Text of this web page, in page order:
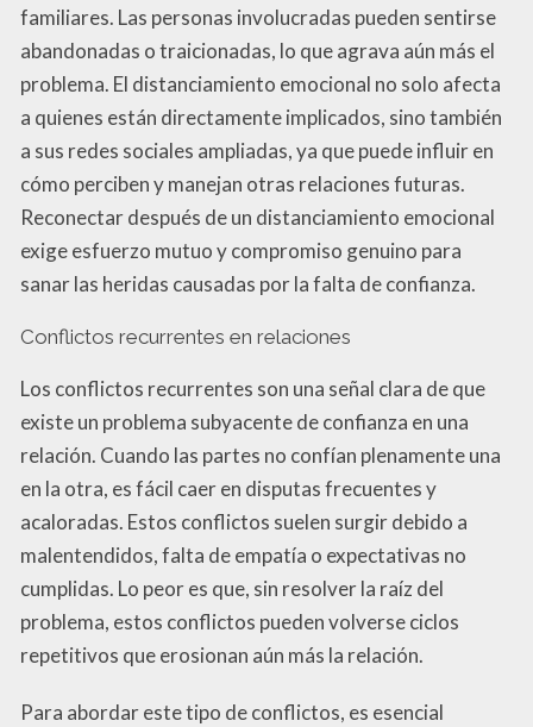
familiares. Las personas involucradas pueden sentirse
abandonadas o traicionadas, lo que agrava aún más el
problema. El distanciamiento emocional no solo afecta
a quienes están directamente implicados, sino también
a sus redes sociales ampliadas, ya que puede influir en
cómo perciben y manejan otras relaciones futuras.
Reconectar después de un distanciamiento emocional
exige esfuerzo mutuo y compromiso genuino para
sanar las heridas causadas por la falta de confianza.
Conflictos recurrentes en relaciones
Los conflictos recurrentes son una señal clara de que
existe un problema subyacente de confianza en una
relación. Cuando las partes no confían plenamente una
en la otra, es fácil caer en disputas frecuentes y
acaloradas. Estos conflictos suelen surgir debido a
malentendidos, falta de empatía o expectativas no
cumplidas. Lo peor es que, sin resolver la raíz del
problema, estos conflictos pueden volverse ciclos
repetitivos que erosionan aún más la relación.
Para abordar este tipo de conflictos, es esencial